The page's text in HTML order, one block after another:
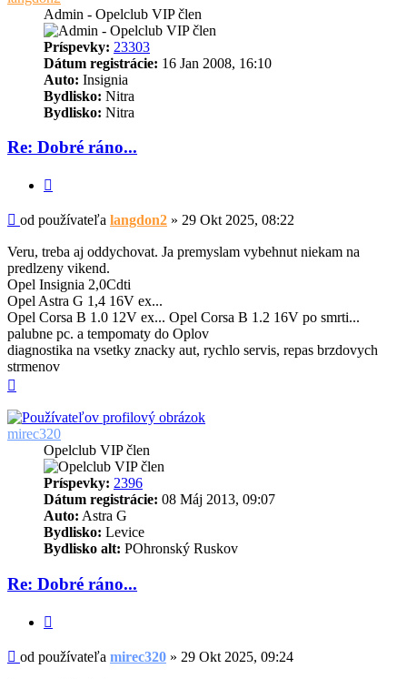
Admin - Opelclub VIP člen
Príspevky: 23303
Dátum registrácie: 16 Jan 2008, 16:10
Auto: Insignia
Bydlisko: Nitra
Bydlisko: Nitra
Re: Dobré ráno...
Príspevok
od používateľa langdon2 » 29 Okt 2025, 08:22
Veru, treba aj oddychovat. Ja premyslam vybehnut niekam na
predlzeny vikend.
Opel Insignia 2,0Cdti
Opel Astra G 1,4 16V ex...
Opel Corsa B 1.0 12V ex... Opel Corsa B 1.2 16V po smrti...
palubne pc. a tempomaty do Oplov
diagnostika na vsetky znacky aut, rychlo servis, repas brzdovych
strmenov
mirec320
Opelclub VIP člen
Príspevky: 2396
Dátum registrácie: 08 Máj 2013, 09:07
Auto: Astra G
Bydlisko: Levice
Bydlisko alt: POhronský Ruskov
Re: Dobré ráno...
Príspevok
od používateľa mirec320 » 29 Okt 2025, 09:24